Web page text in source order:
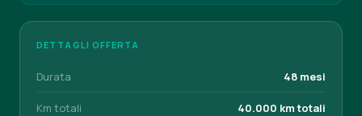
DETTAGLI OFFERTA
Durata 48 mesi
Km totali 40.000 km totali